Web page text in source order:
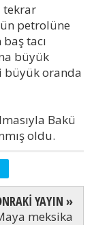
tekrar
petrolüne
tacı
büyük
büyük oranda
Bakü
oldu.
YAYIN »
meksika